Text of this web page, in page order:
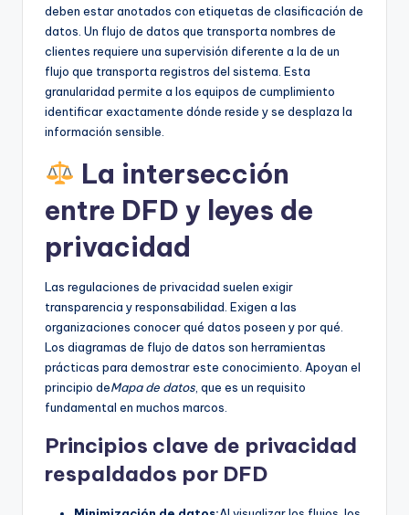
deben estar anotados con etiquetas de clasificación de
datos. Un flujo de datos que transporta nombres de
clientes requiere una supervisión diferente a la de un
flujo que transporta registros del sistema. Esta
granularidad permite a los equipos de cumplimiento
identificar exactamente dónde reside y se desplaza la
información sensible.
La intersección
entre DFD y leyes de
privacidad
Las regulaciones de privacidad suelen exigir
transparencia y responsabilidad. Exigen a las
organizaciones conocer qué datos poseen y por qué.
Los diagramas de flujo de datos son herramientas
prácticas para demostrar este conocimiento. Apoyan el
principio deMapa de datos , que es un requisito
fundamental en muchos marcos.
Principios clave de privacidad
respaldados por DFD